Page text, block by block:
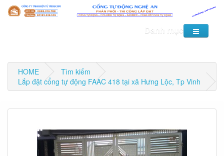
Danh mục
HOME
Tìm kiếm
Lắp đặt cổng tự động FAAC 418 tại xã Hưng Lộc, Tp Vinh